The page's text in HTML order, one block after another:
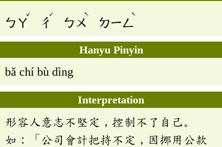
ㄅㄚ
ˇ
ㄔ
ˊ
ㄅㄨ
ˋ
ㄉㄧㄥ
ˋ
Hanyu Pinyin
bǎ chí bù dìng
Interpretation
形容人意志不堅定，控制不了自己。
如：「公司會計把持不定，因挪用公款